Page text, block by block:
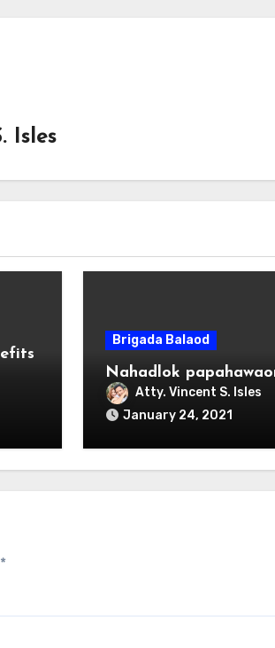
Isles
Brigada Balaod
Nahadlok
Atty. Vincent S. Isles
January 24, 2021
*